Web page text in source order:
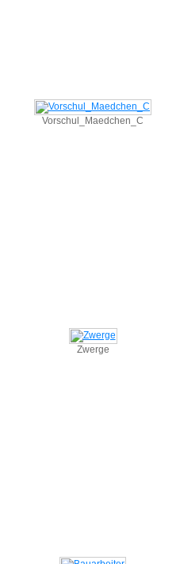
Vorschul_Maedchen_C
Zwerge